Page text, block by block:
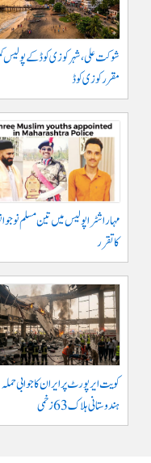
شوکت علی ، شہر کوزی کوڈ کے پولیس کمشنر
مقرر کوزی کوڈ
مہاراشٹرا پولیس میں تین مسلم نو جوانوں
کا تقرر
کویت ایر پورٹ پر ایران کا جوابی حملہ
ہندوستانی ہلاک 63 زخمی